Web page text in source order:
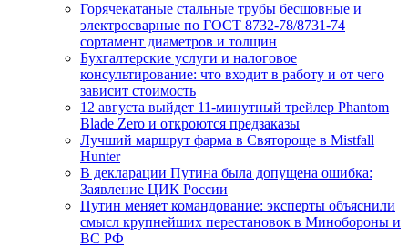
Горячекатаные стальные трубы бесшовные и
электросварные по ГОСТ 8732-78/8731-74
сортамент диаметров и толщин
Бухгалтерские услуги и налоговое
консультирование: что входит в работу и от чего
зависит стоимость
12 августа выйдет 11-минутный трейлер Phantom
Blade Zero и откроются предзаказы
Лучший маршрут фарма в Святороще в Mistfall
Hunter
В декларации Путина была допущена ошибка:
Заявление ЦИК России
Путин меняет командование: эксперты объяснили
смысл крупнейших перестановок в Минобороны и
ВС РФ